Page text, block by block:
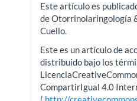
Este artículo es
de Otorrinolaringología
Cuello.
Este es un artículo de
distribuido bajo los
CompartirIgual 4.0